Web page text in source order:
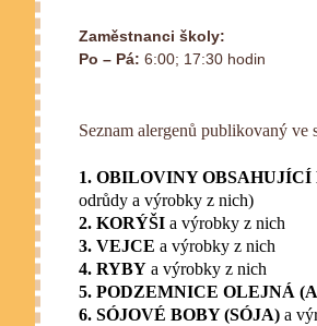
Zaměstnanci školy:
Po – Pá: 6:00; 17:30 hodin
Seznam alergenů publikovaný
1. OBILOVINY OBSAHUJÍCÍ
odrůdy a výrobky z nich)
2. KORÝŠI a výrobky z nich
3. VEJCE a výrobky z nich
4. RYBY a výrobky z nich
5. PODZEMNICE OLEJNÁ
6. SÓJOVÉ BOBY (SÓJA) a